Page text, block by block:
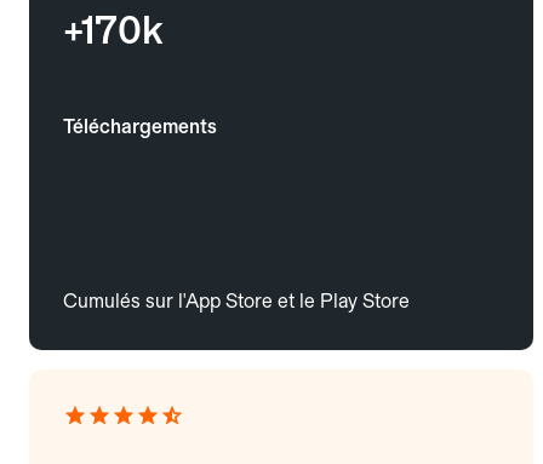
+170k
Téléchargements
Cumulés sur l'App Store et le Play Store